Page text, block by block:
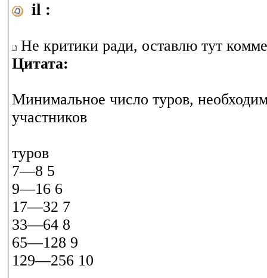
il :
Не критики ради, оставлю тут
Цитата:
Минимальное число туров,
участников
туров
7—8 5
9—16 6
17—32 7
33—64 8
65—128 9
129—256 10